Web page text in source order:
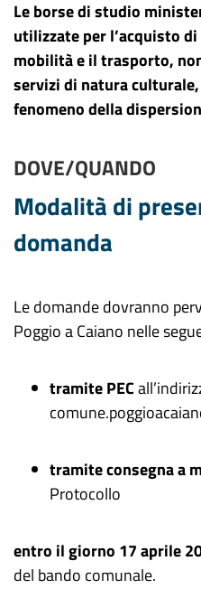
Le borse di studio
utilizzate per l’acquisto
mobilità e il trasporto,
servizi di natura
fenomeno della
DOVE/QUANDO
Modalità di
domanda
Le domande dovranno
Poggio a Caiano nelle
tramite PEC
tramite consegna a
Protocollo
entro il giorno 17 aprile
del bando comunale.